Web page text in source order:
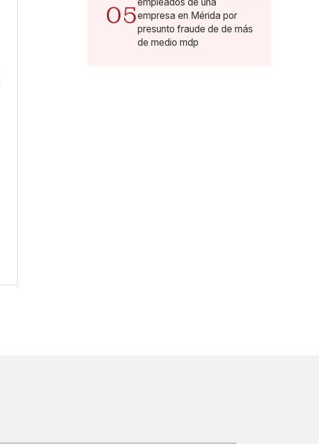
05empresa en Mérida por
presunto fraude de de más
de medio mdp